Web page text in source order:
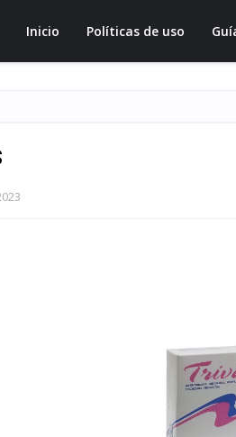
Inicio Políticas de uso